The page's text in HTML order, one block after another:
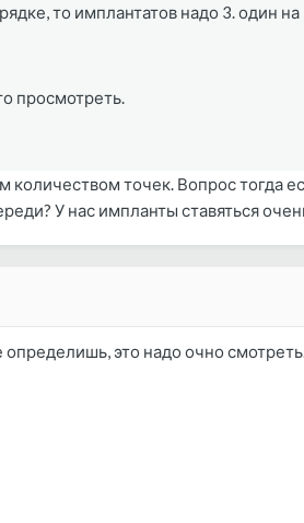
то имплантатов надо 3. один
просмотреть.
точек. Вопрос тогда
У нас импланты ставяться
это надо очно смотреть.